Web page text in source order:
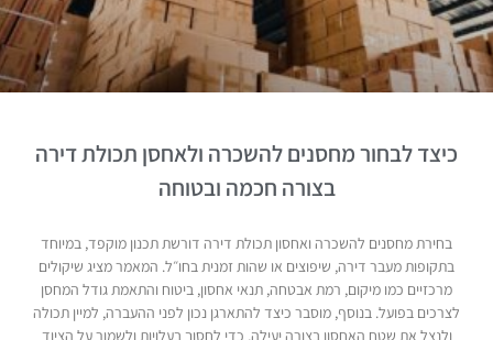
כיצד לבחור מחסנים להשכרה ולאחסן תכולת דירה
בצורה חכמה ובטוחה
בחירת מחסנים להשכרה ואחסון תכולת דירה דורשת תכנון מוקפד, במיוחד
בתקופות מעבר דירה, שיפוצים או שהות זמנית בחו״ל. המאמר מציג שיקולים
מרכזיים כמו מיקום, רמת אבטחה, תנאי אחסון, ביטוח והתאמת גודל המחסן
לצרכים בפועל. בנוסף, מוסבר כיצד להתארגן נכון לפני ההעברה, למיין תכולה